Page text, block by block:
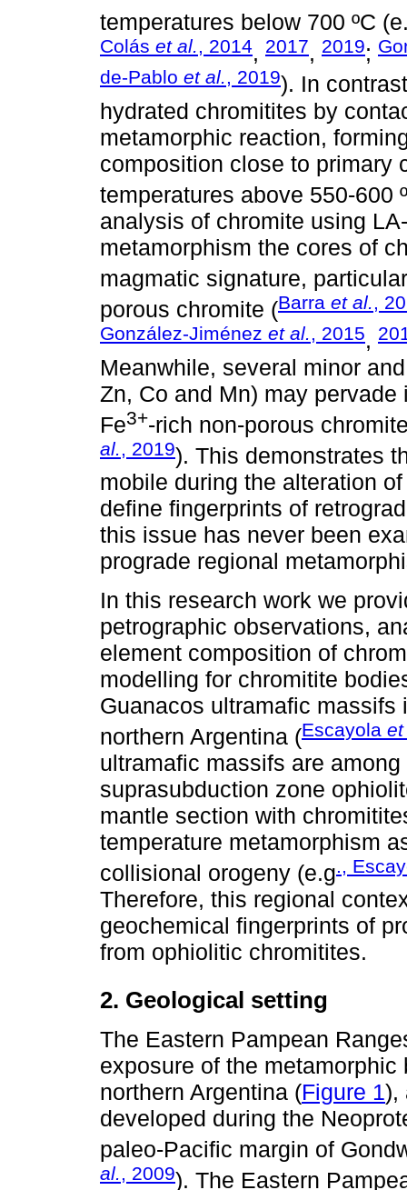
temperatures below 700 ºC
Colás et al., 2014, 2017, 2019;
de-Pablo et al., 2019). In
hydrated chromitites by
metamorphic reaction,
composition close to primary
temperatures above 550-600
analysis of chromite using
metamorphism the cores of
magmatic signature,
porous chromite (Barra et al.,
González-Jiménez et al., 2015,
Meanwhile, several minor
Zn, Co and Mn) may
Fe3+-rich non-porous
al., 2019). This demonstrates
mobile during the alteration
define fingerprints of
this issue has never been
prograde regional
In this research work we
petrographic observations,
element composition of
modelling for chromitite
Guanacos ultramafic
northern Argentina (Escayola
ultramafic massifs are
suprasubduction zone
mantle section with
temperature metamorphism
collisional orogeny (e.g.,
Therefore, this regional
geochemical fingerprints of
from ophiolitic chromitites.
2. Geological setting
The Eastern Pampean
exposure of the
northern Argentina (Figure 1),
developed during the
paleo-Pacific margin of
al., 2009). The Eastern